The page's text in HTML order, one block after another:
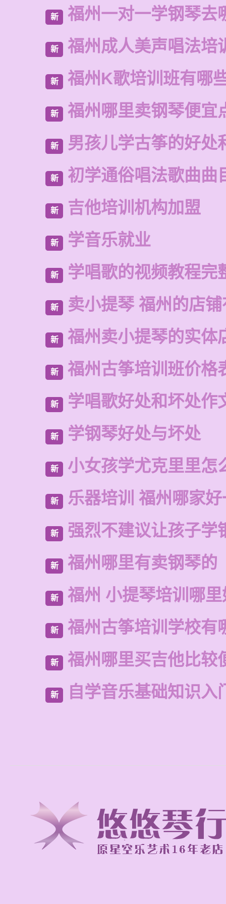
新 福州一对一学钢琴去
新 福州成人美声唱法培
新 福州K歌培训班有哪
新 福州哪里卖钢琴便宜
新 男孩儿学古筝的好处
新 初学通俗唱法歌曲曲
新 吉他培训机构加盟
新 学音乐就业
新 学唱歌的视频教程完
新 卖小提琴 福州的店
新 福州卖小提琴的实体
新 福州古筝培训班价格
新 学唱歌好处和坏处作
新 学钢琴好处与坏处
新 小女孩学尤克里里怎
新 乐器培训 福州哪家
新 强烈不建议让孩子学
新 福州哪里有卖钢琴的
新 福州 小提琴培训哪
新 福州古筝培训学校有
新 福州哪里买吉他比较
新 自学音乐基础知识入